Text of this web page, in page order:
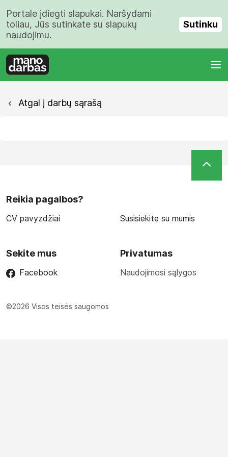
Portale įdiegti slapukai. Naršydami
toliau, Jūs sutinkate su slapukų
naudojimu.
Sutinku
Atgal į darbų sąrašą
Reikia pagalbos?
CV pavyzdžiai Susisiekite su mumis
Sekite mus
Facebook
Privatumas
Naudojimosi sąlygos
©2026 Visos teisės saugomos